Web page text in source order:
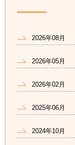
2026年08月
2026年05月
2026年02月
2025年06月
2024年10月